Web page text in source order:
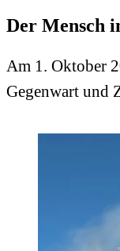
Der Mensch
Am 1. Oktober
Gegenwart und